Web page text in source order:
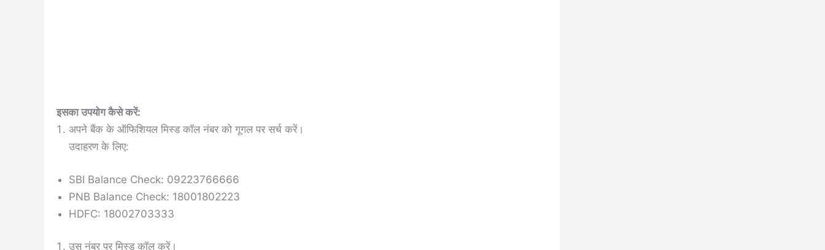
इसका उपयोग कैसे करें:
अपने बैंक के ऑफिशियल मिस्ड कॉल नंबर को गूगल पर सर्च करें।
उदाहरण के लिए:
SBI Balance Check: 09223766666
PNB Balance Check: 18001802223
HDFC: 18002703333
उस नंबर पर मिस्ड कॉल करें।